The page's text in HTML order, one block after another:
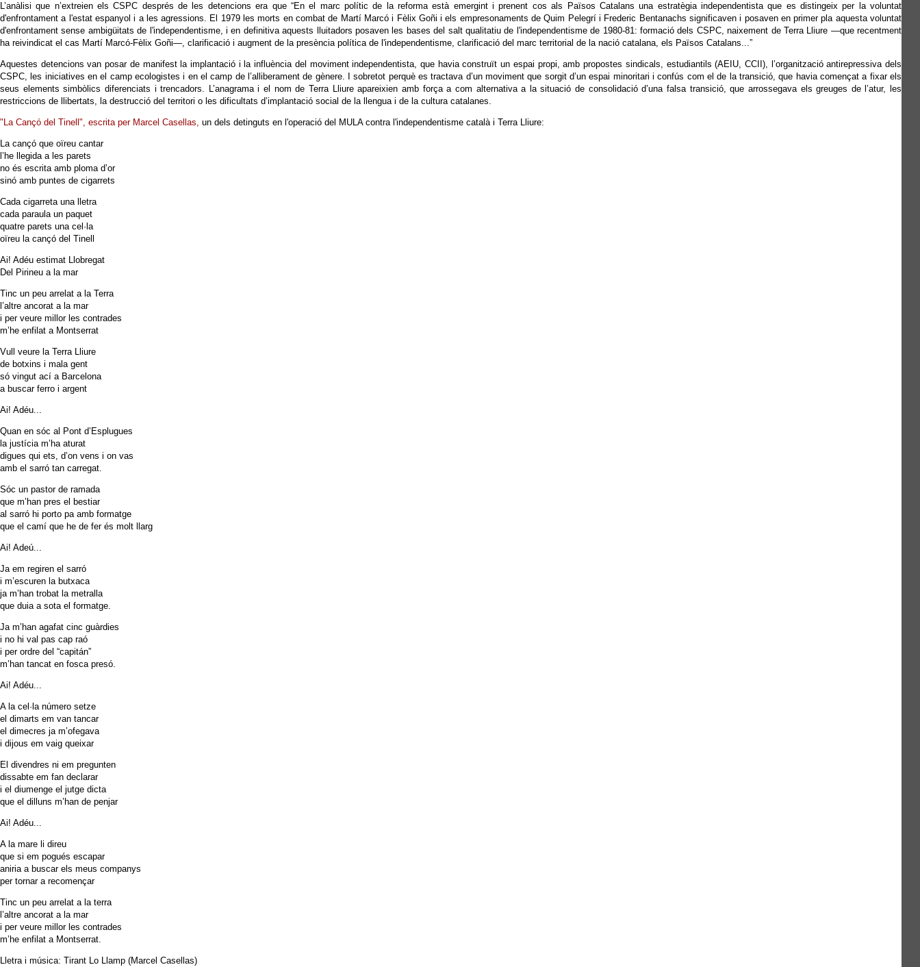
L’anàlisi que n’extreien els CSPC després de les detencions era que “En el marc polític de la reforma està emergint i prenent cos als Països Catalans una estratègia independentista que es distingeix per la voluntat
d'enfrontament a l'estat espanyol i a les agressions. El 1979 les morts en combat de Martí Marcó i Fèlix Goñi i els empresonaments de Quim Pelegrí i Frederic Bentanachs significaven i posaven en primer pla aquesta voluntat
d'enfrontament sense ambigüitats de l'independentisme, i en definitiva aquests lluitadors posaven les bases del salt qualitatiu de l'independentisme de 1980-81: formació dels CSPC, naixement de Terra Lliure —que recentment
ha reivindicat el cas Martí Marcó-Fèlix Goñi—, clarificació i augment de la presència política de l'independentisme, clarificació del marc territorial de la nació catalana, els Països Catalans...”
Aquestes detencions van posar de manifest la implantació i la influència del moviment independentista, que havia construït un espai propi, amb propostes sindicals, estudiantils (AEIU, CCII), l’organització antirepressiva dels
CSPC, les iniciatives en el camp ecologistes i en el camp de l’alliberament de gènere. I sobretot perquè es tractava d’un moviment que sorgit d’un espai minoritari i confús com el de la transició, que havia començat a fixar els
seus elements simbòlics diferenciats i trencadors. L’anagrama i el nom de Terra Lliure apareixien amb força a com alternativa a la situació de consolidació d’una falsa transició, que arrossegava els greuges de l’atur, les
restriccions de llibertats, la destrucció del territori o les dificultats d’implantació social de la llengua i de la cultura catalanes.
"La Cançó del Tinell", escrita per Marcel Casellas, un dels detinguts en l'operació del MULA contra l'independentisme català i Terra Lliure:
La cançó que oïreu cantar
l’he llegida a les parets
no és escrita amb ploma d’or
sinó amb puntes de cigarrets
Cada cigarreta una lletra
cada paraula un paquet
quatre parets una cel·la
oïreu la cançó del Tinell
Ai! Adéu estimat Llobregat
Del Pirineu a la mar
Tinc un peu arrelat a la Terra
l’altre ancorat a la mar
i per veure millor les contrades
m’he enfilat a Montserrat
Vull veure la Terra Lliure
de botxins i mala gent
só vingut ací a Barcelona
a buscar ferro i argent
Ai! Adéu...
Quan en sóc al Pont d’Esplugues
la justícia m’ha aturat
digues qui ets, d’on vens i on vas
amb el sarró tan carregat.
Sóc un pastor de ramada
que m’han pres el bestiar
al sarró hi porto pa amb formatge
que el camí que he de fer és molt llarg
Ai! Adeú...
Ja em regiren el sarró
i m’escuren la butxaca
ja m’han trobat la metralla
que duia a sota el formatge.
Ja m’han agafat cinc guàrdies
i no hi val pas cap raó
i per ordre del “capitán”
m’han tancat en fosca presó.
Ai! Adéu...
A la cel·la número setze
el dimarts em van tancar
el dimecres ja m’ofegava
i dijous em vaig queixar
El divendres ni em pregunten
dissabte em fan declarar
i el diumenge el jutge dicta
que el dilluns m’han de penjar
Ai! Adéu...
A la mare li direu
que si em pogués escapar
aniria a buscar els meus companys
per tornar a recomençar
Tinc un peu arrelat a la terra
l’altre ancorat a la mar
i per veure millor les contrades
m’he enfilat a Montserrat.
Lletra i música: Tirant Lo Llamp (Marcel Casellas)